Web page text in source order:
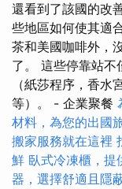
還看到了該國的改
些地區如何使其適
茶和美國咖啡外，
了。 這些停靠站不
（紙莎程序，香
等）。 - 企業聚餐
材料，為您的出國
搬家服務就在這裡
鮮 臥式冷凍櫃，提
器，選擇舒適且隱